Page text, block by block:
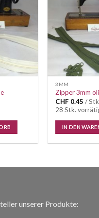
Auf die
Wunschliste
3MM
Zipper 3mm
CHF 0.45 /
28 Stk.
IN DEN
unserer Produkte: